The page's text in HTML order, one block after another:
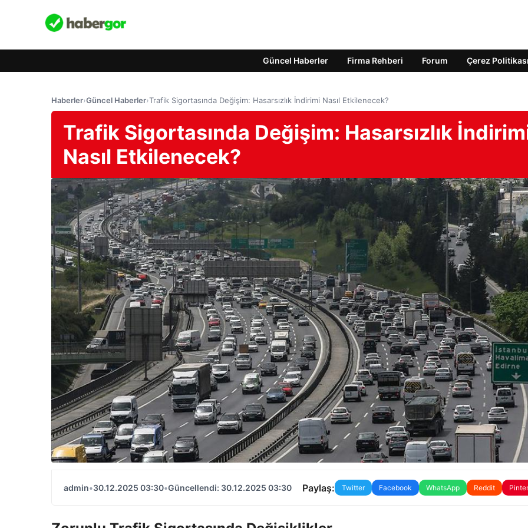
Güncel Haberler Firma Rehberi Forum Çerez Politikası
Haberler›Güncel Haberler›Trafik Sigortasında Değişim: Hasarsızlık İndirimi Nasıl Etkilenecek?
Trafik Sigortasında Değişim: Hasarsızlık
Nasıl Etkilenecek?
admin•30.12.2025 03:30•Güncellendi: 30.12.2025 03:30 Paylaş: Twitter Facebook WhatsApp Reddit